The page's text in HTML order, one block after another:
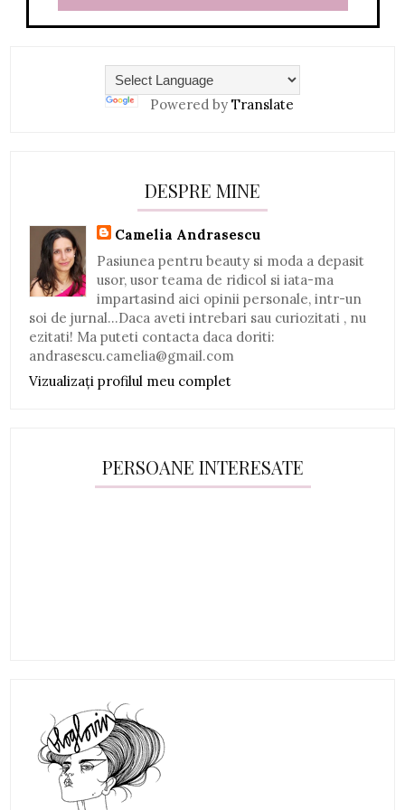
Powered by Translate
DESPRE MINE
Camelia Andrasescu
Pasiunea pentru beauty si moda a depasit
usor, usor teama de ridicol si iata-ma
impartasind aici opinii personale, intr-un
soi de jurnal...Daca aveti intrebari sau curiozitati , nu
ezitati! Ma puteti contacta daca doriti:
andrasescu.camelia@gmail.com
Vizualizați profilul meu complet
PERSOANE INTERESATE